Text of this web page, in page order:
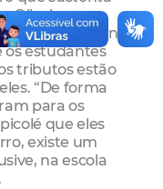
Oliveira,
fiscal da Sefin,
os estudantes
tributos estão
“De forma
para os
que eles
existe um
na escola